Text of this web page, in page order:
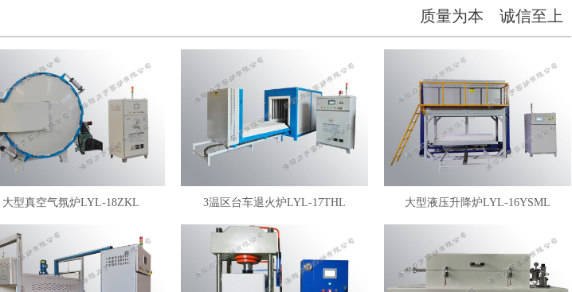
质量为本 诚信至上
大型真空气氛炉LYL-18ZKL 3温区台车退火炉LYL-17THL 大型液压升降炉LYL-16YSML